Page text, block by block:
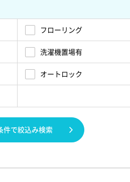
フローリング
洗濯機置場有
オートロック
件で絞込み検索